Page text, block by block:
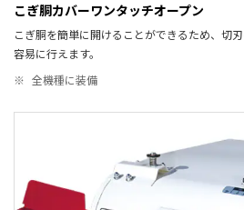
こぎ胴カバーワンタッチオープン
こぎ胴を簡単に開けることができるため、切
容易に行えます。
※ 全機種に装備